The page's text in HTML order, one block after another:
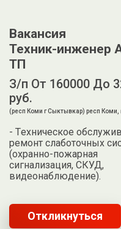
Вакансия
Техник-инженeр
TП
З/п От 160000 До
руб.
(респ Коми г Сыктывкар) респ Коми,
- Тexничecкoe
рeмoнт cлaбoточных
(охpaннo-пожарная
сигнализация, CКУД,
видеoнаблюдениe).
Откликнуться